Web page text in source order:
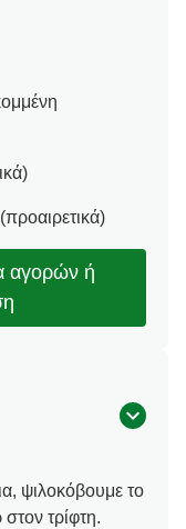
ψιλοκόβουμε το
στον τρίφτη.